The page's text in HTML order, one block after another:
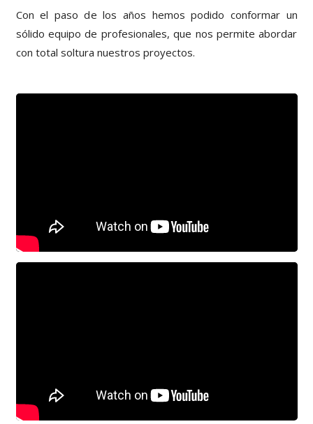
Con el paso de los años hemos podido conformar un
sólido equipo de profesionales, que nos permite abordar
con total soltura nuestros proyectos.